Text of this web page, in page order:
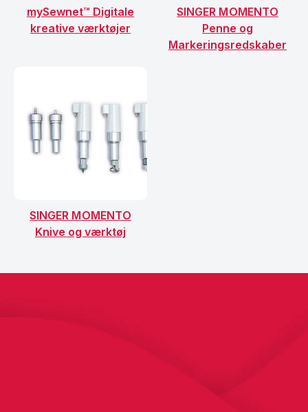
mySewnet™ Digitale
kreative værktøjer
SINGER MOMENTO
Penne og
Markeringsredskaber
SINGER MOMENTO
Knive og værktøj